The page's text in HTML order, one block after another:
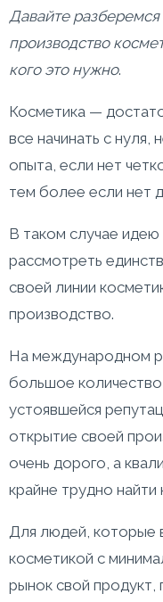
Давайте разберемся
производство
кого это нужно.
Косметика —
все начинать с нуля,
опыта, если нет
тем более если нет
В таком случае идею
рассмотреть
своей линии
производство.
На международном
большое
устоявшейся
открытие своей
очень дорого, а
крайне трудно
Для людей, которые
косметикой с
рынок свой